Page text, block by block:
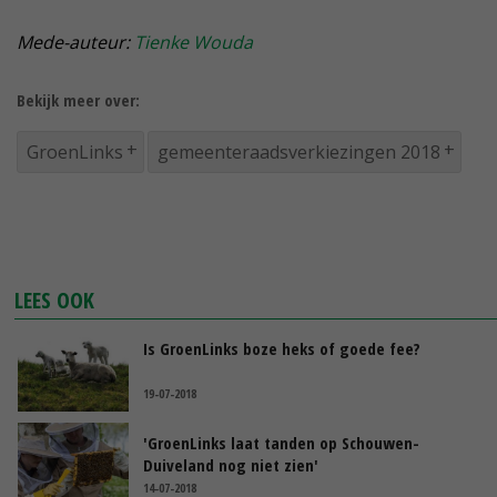
Mede-auteur: Tienke Wouda
Bekijk meer over:
GroenLinks gemeenteraadsverkiezingen 2018
LEES OOK
Is GroenLinks boze heks of goede fee?
19-07-2018
'GroenLinks laat tanden op Schouwen-
Duiveland nog niet zien'
14-07-2018